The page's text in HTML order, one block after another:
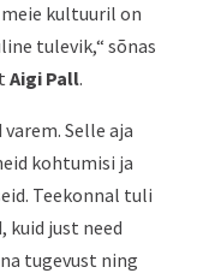
kultuuril on
tulevik,“ sõnas
Aigi Pall.
Selle aja
kohtumisi ja
Teekonnal tuli
kuid just need
tugevust ning